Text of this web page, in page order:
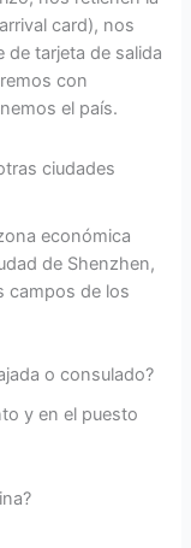
card), nos
de tarjeta de salida
con
el país.
ciudades
económica
de Shenzhen,
campos de los
o consulado?
y en el puesto